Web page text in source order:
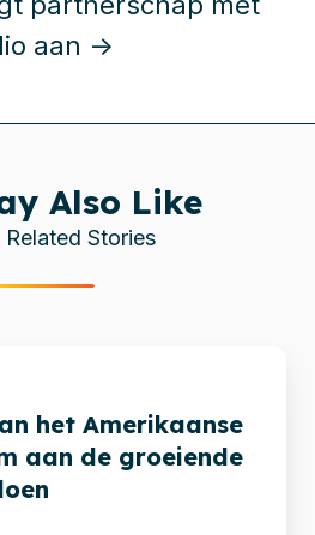
aan →
Also Like
Related Stories
het Amerikaanse
aan de groeiende